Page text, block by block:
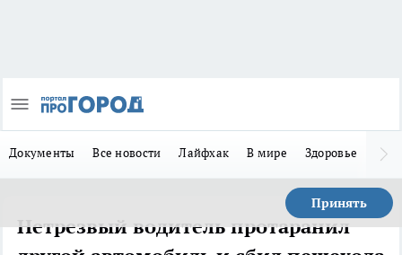
Документы Все новости Лайфхак В мире Здоровье
Принять
Нетрезвый водитель протаранил